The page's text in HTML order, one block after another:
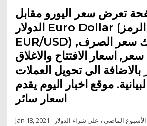
تعرض سعر اليورو مقابل
الدولار Euro Dollar (الرمز
EUR/USD) بما في ذلك سعر الصرف,
اسعار الافتتاح والاغلاق
بالاضافة الى تحويل العملات
موقع اخبار اليوم يقدم
اسعار سائر
Jan 18, 2021 · ركز المستثمرين خلال الأسبوع الماضي ، على شراء الدولار